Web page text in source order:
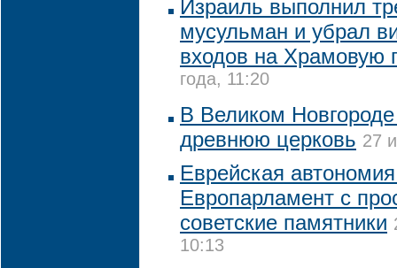
Израиль выполнил
мусульман и убрал
входов на Храмовую
года, 11:20
В Великом
древнюю церковь 27
Еврейская
Европарламент с
советские памятники
10:13